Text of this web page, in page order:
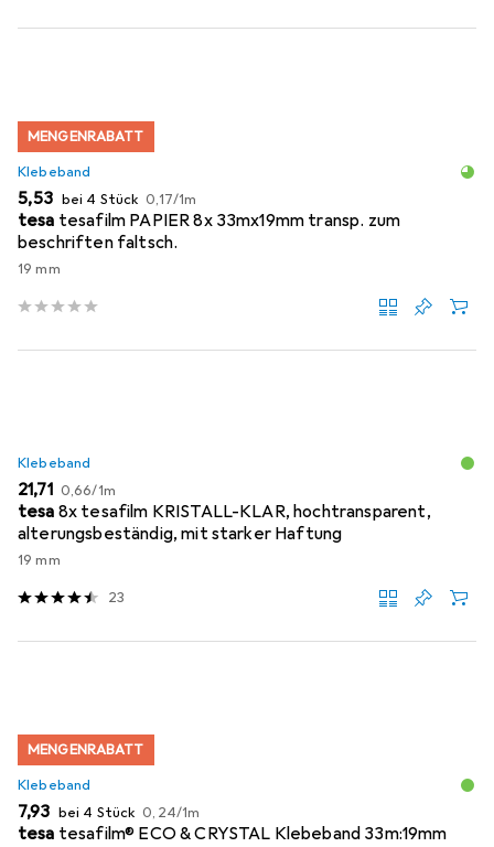
MENGENRABATT
Klebeband
EUR
5,53 bei 4 Stück EUR
0,17/1m
tesa tesafilm PAPIER 8x 33mx19mm transp. zum
beschriften faltsch.
19 mm
Klebeband
EUR
21,71 EUR
0,66/1m
tesa 8x tesafilm KRISTALL-KLAR, hochtransparent,
alterungsbeständig, mit starker Haftung
19 mm
23
MENGENRABATT
Klebeband
EUR
7,93 bei 4 Stück EUR
0,24/1m
tesa tesafilm® ECO & CRYSTAL Klebeband 33m:19mm